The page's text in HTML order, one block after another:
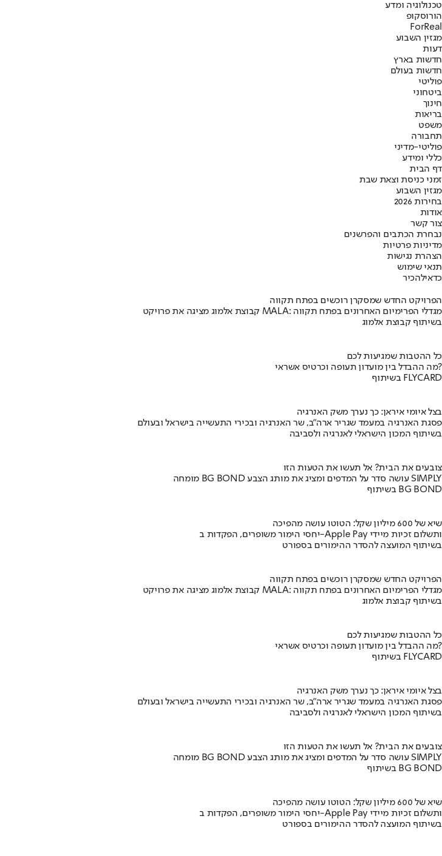
טכנולוגיה ומדע
הורוסקופ
ForReal
מגזין השבוע
דעות
חדשות בארץ
חדשות בעולם
פוליטי
ביטחוני
חינוך
בריאות
משפט
תחבורה
פוליטי-מדיני
כללי ומידע
דף הבית
זמני כניסת וצאת שבת
מגזין השבוע
בחירות 2026
אודות
צור קשר
נבחרת הכתבים והפרשנים
מדיניות פרטיות
הצהרת נגישות
תנאי שימוש
כדאילהכיר
הפרויקט החדש שמסקרן רוכשים בפתח תקווה
קבוצת אלמוג מציגה את פרויקט MALA: מגדלי הפרימיום האחרונים בפתח תקווה
בשיתוף קבוצת אלמוג
כל ההטבות שמגיעות לכם
מה ההבדל בין מועדון תעופה וכרטיס אשראי?
בשיתוף FLYCARD
בצל איומי איראן: כך נערך משק האנרגיה
פסגת האנרגיה במעמד שגריר ארה"ב, שר האנרגיה ובכירי התעשייה בישראל ובעולם
בשיתוף המכון הישראלי לאנרגיה ולסביבה
צובעים את הבית? אל תעשו את הטעות הזו
מומחה BG BOND עושה סדר על המדפים ומציג את מותג הצבע SIMPLY
בשיתוף BG BOND
שיא של 600 מיליון שקל: הטוטו עושה מהפיכה
יחסי הימור משופרים, הפקדות ב-Apple Pay ותשלום זכיות מיידי
בשיתוף המועצה להסדר ההימורים בספורט
הפרויקט החדש שמסקרן רוכשים בפתח תקווה
קבוצת אלמוג מציגה את פרויקט MALA: מגדלי הפרימיום האחרונים בפתח תקווה
בשיתוף קבוצת אלמוג
כל ההטבות שמגיעות לכם
מה ההבדל בין מועדון תעופה וכרטיס אשראי?
בשיתוף FLYCARD
בצל איומי איראן: כך נערך משק האנרגיה
פסגת האנרגיה במעמד שגריר ארה"ב, שר האנרגיה ובכירי התעשייה בישראל ובעולם
בשיתוף המכון הישראלי לאנרגיה ולסביבה
צובעים את הבית? אל תעשו את הטעות הזו
מומחה BG BOND עושה סדר על המדפים ומציג את מותג הצבע SIMPLY
בשיתוף BG BOND
שיא של 600 מיליון שקל: הטוטו עושה מהפיכה
יחסי הימור משופרים, הפקדות ב-Apple Pay ותשלום זכיות מיידי
בשיתוף המועצה להסדר ההימורים בספורט